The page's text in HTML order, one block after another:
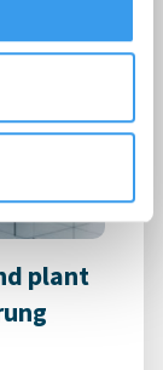
plant